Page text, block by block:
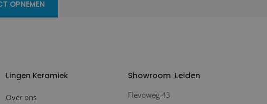
OPNEMEN
Lingen Keramiek
Over ons
Showroom Leiden
Flevoweg 43